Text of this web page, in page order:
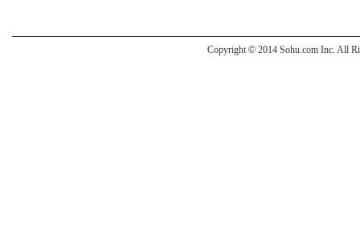
Copyright © 2014 Sohu.com Inc. All